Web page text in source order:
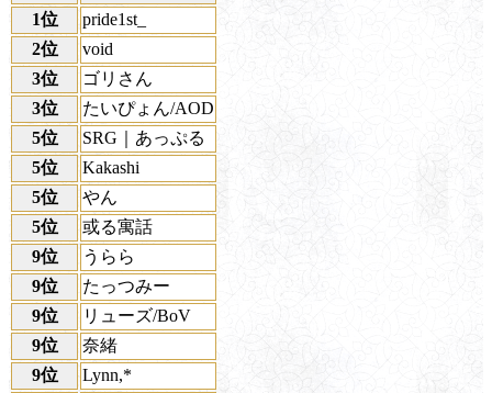
1位
pride1st_
2位
void
3位
ゴリさん
3位
たいぴょん/AOD
5位
SRG｜あっぷる
5位
Kakashi
5位
やん
5位
或る寓話
9位
うらら
9位
たっつみー
9位
リューズ/BoV
9位
奈緒
9位
Lynn,*